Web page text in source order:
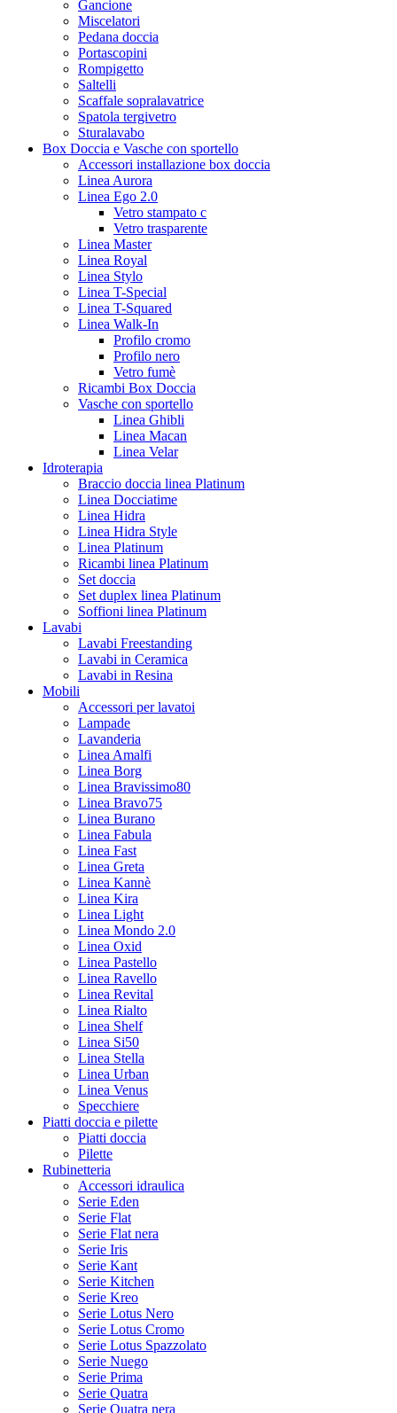
Gancione
Miscelatori
Pedana doccia
Portascopini
Rompigetto
Saltelli
Scaffale sopralavatrice
Spatola tergivetro
Sturalavabo
Box Doccia e Vasche con sportello
Accessori installazione box doccia
Linea Aurora
Linea Ego 2.0
Vetro stampato c
Vetro trasparente
Linea Master
Linea Royal
Linea Stylo
Linea T-Special
Linea T-Squared
Linea Walk-In
Profilo cromo
Profilo nero
Vetro fumè
Ricambi Box Doccia
Vasche con sportello
Linea Ghibli
Linea Macan
Linea Velar
Idroterapia
Braccio doccia linea Platinum
Linea Docciatime
Linea Hidra
Linea Hidra Style
Linea Platinum
Ricambi linea Platinum
Set doccia
Set duplex linea Platinum
Soffioni linea Platinum
Lavabi
Lavabi Freestanding
Lavabi in Ceramica
Lavabi in Resina
Mobili
Accessori per lavatoi
Lampade
Lavanderia
Linea Amalfi
Linea Borg
Linea Bravissimo80
Linea Bravo75
Linea Burano
Linea Fabula
Linea Fast
Linea Greta
Linea Kannè
Linea Kira
Linea Light
Linea Mondo 2.0
Linea Oxid
Linea Pastello
Linea Ravello
Linea Revital
Linea Rialto
Linea Shelf
Linea Si50
Linea Stella
Linea Urban
Linea Venus
Specchiere
Piatti doccia e pilette
Piatti doccia
Pilette
Rubinetteria
Accessori idraulica
Serie Eden
Serie Flat
Serie Flat nera
Serie Iris
Serie Kant
Serie Kitchen
Serie Kreo
Serie Lotus Nero
Serie Lotus Cromo
Serie Lotus Spazzolato
Serie Nuego
Serie Prima
Serie Quatra
Serie Quatra nera